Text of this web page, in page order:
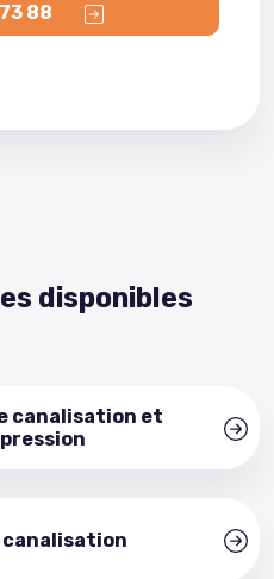
88
disponibles
canalisation et
canalisation